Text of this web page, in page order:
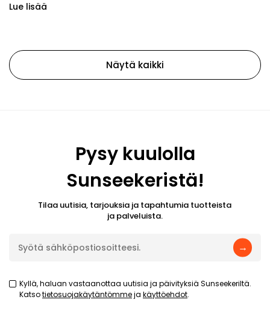
Lue lisää
Näytä kaikki
Pysy kuulolla
Sunseekeristä!
Tilaa uutisia, tarjouksia ja tapahtumia tuotteista
ja palveluista.
→
Kyllä, haluan vastaanottaa uutisia ja päivityksiä Sunseekeriltä.
Katsotietosuojakäytäntömmeja käyttöehdot.